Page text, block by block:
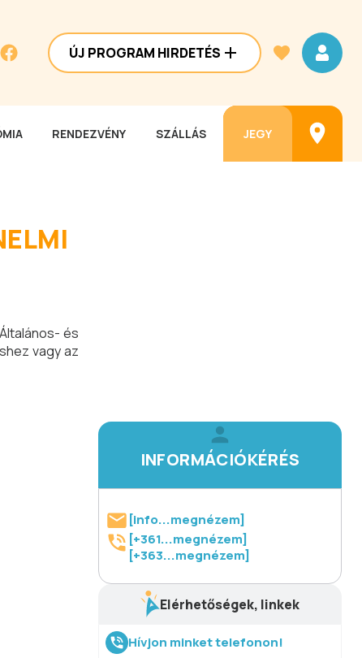
ÚJ PROGRAM HIRDETÉS
RENDEZVÉNY SZÁLLÁS JEGY
és
vagy az
INFORMÁCIÓKÉRÉS
[info...megnézem]
[+361...megnézem]
[+363...megnézem]
Elérhetőségek, linkek
Hívjon minket telefonon!